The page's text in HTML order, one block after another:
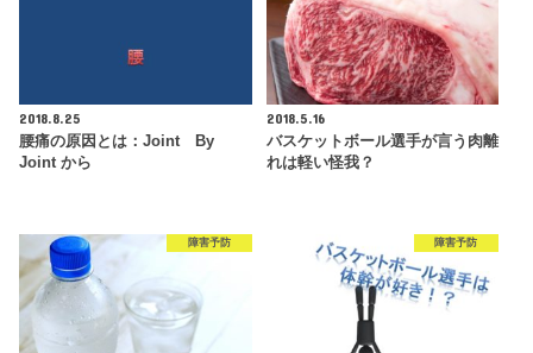
2018.8.25
腰痛の原因とは：Joint By
Joint から
2018.5.16
バスケットボール選手が言う肉離
れは軽い怪我？
障害予防 障害予防